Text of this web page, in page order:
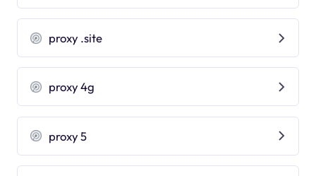
proxy .site
proxy 4g
proxy 5